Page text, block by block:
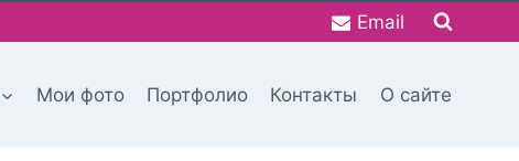
Email
Мои фото Портфолио Контакты О сайте